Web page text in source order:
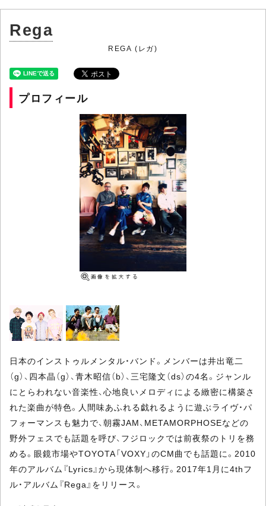
Rega
REGA (レガ)
プロフィール
日本のインストゥルメンタル・バンド。メンバーは井出竜二
（g）、四本晶（g）、青木昭信（b）、三宅隆文（ds）の4名。ジャンル
にとらわれない音楽性、心地良いメロディによる緻密に構築さ
れた楽曲が特色。人間味あふれる戯れるように遊ぶライヴ・パ
フォーマンスも魅力で、朝霧JAM、METAMORPHOSEなどの
野外フェスでも話題を呼び、フジロックでは前夜祭のトリを務
める。眼鏡市場やTOYOTA「VOXY」のCM曲でも話題に。2010
年のアルバム『Lyrics』から現体制へ移行。2017年1月に4thフ
ル・アルバム『Rega』をリリース。